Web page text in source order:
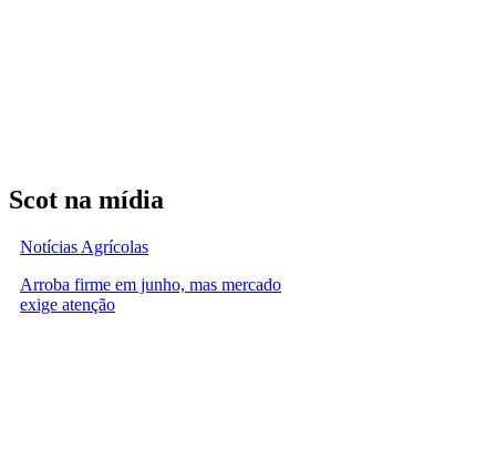
Scot na mídia
Notícias Agrícolas
Arroba firme em junho, mas mercado
exige atenção